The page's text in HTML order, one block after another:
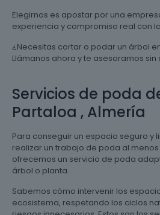
Elegirnos es apostar por una
experiencia y compromiso real con
¿Necesitas cortar o podar un árbol
Llámanos ahora y te asesoramos
Servicios de poda
Partaloa , Almería
Para conseguir un espacio seguro y
realizar un trabajo de poda al
ofrecemos un servicio de poda
árbol o planta.
Sabemos cómo intervenir los
ecosistema, respetando los ciclos